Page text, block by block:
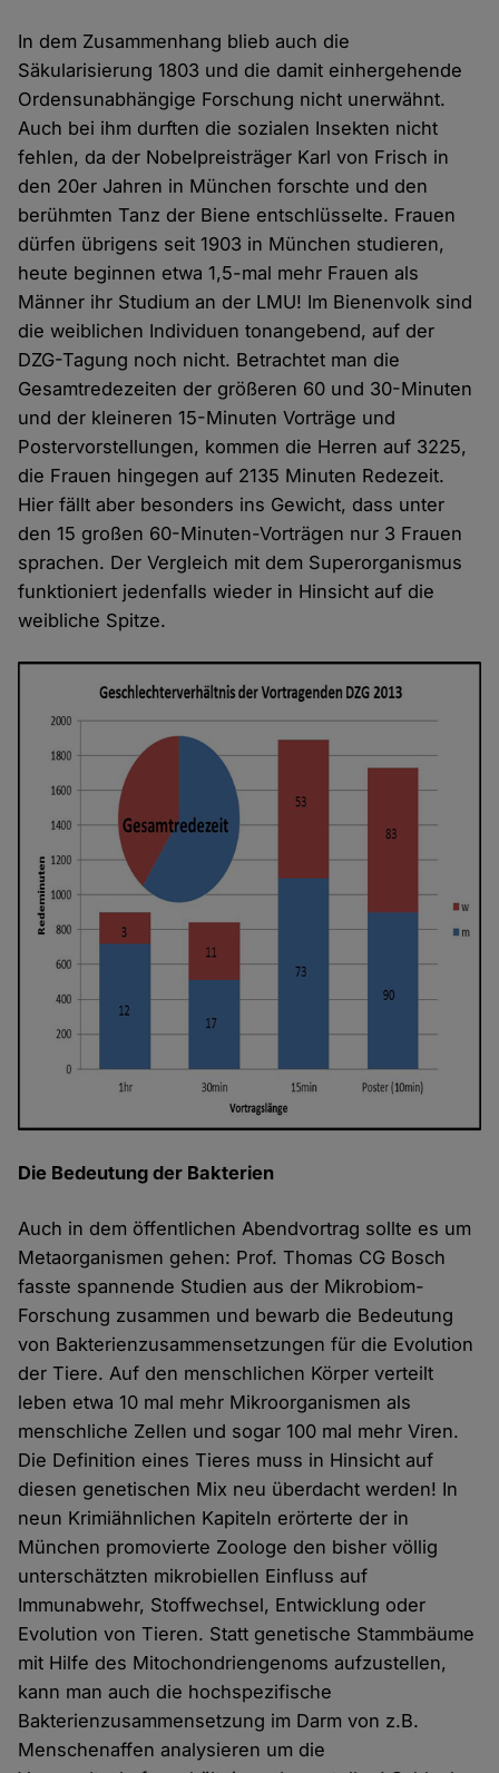
In dem Zusammenhang blieb auch die
Säkularisierung 1803 und die damit einhergehende
Ordensunabhängige Forschung nicht unerwähnt.
Auch bei ihm durften die sozialen Insekten nicht
fehlen, da der Nobelpreisträger Karl von Frisch in
den 20er Jahren in München forschte und den
berühmten Tanz der Biene entschlüsselte. Frauen
dürfen übrigens seit 1903 in München studieren,
heute beginnen etwa 1,5-mal mehr Frauen als
Männer ihr Studium an der LMU! Im Bienenvolk sind
die weiblichen Individuen tonangebend, auf der
DZG-Tagung noch nicht. Betrachtet man die
Gesamtredezeiten der größeren 60 und 30-Minuten
und der kleineren 15-Minuten Vorträge und
Postervorstellungen, kommen die Herren auf 3225,
die Frauen hingegen auf 2135 Minuten Redezeit.
Hier fällt aber besonders ins Gewicht, dass unter
den 15 großen 60-Minuten-Vorträgen nur 3 Frauen
sprachen. Der Vergleich mit dem Superorganismus
funktioniert jedenfalls wieder in Hinsicht auf die
weibliche Spitze.
Die Bedeutung der Bakterien
Auch in dem öffentlichen Abendvortrag sollte es um
Metaorganismen gehen: Prof. Thomas CG Bosch
fasste spannende Studien aus der Mikrobiom-
Forschung zusammen und bewarb die Bedeutung
von Bakterienzusammensetzungen für die Evolution
der Tiere. Auf den menschlichen Körper verteilt
leben etwa 10 mal mehr Mikroorganismen als
menschliche Zellen und sogar 100 mal mehr Viren.
Die Definition eines Tieres muss in Hinsicht auf
diesen genetischen Mix neu überdacht werden! In
neun Krimiähnlichen Kapiteln erörterte der in
München promovierte Zoologe den bisher völlig
unterschätzten mikrobiellen Einfluss auf
Immunabwehr, Stoffwechsel, Entwicklung oder
Evolution von Tieren. Statt genetische Stammbäume
mit Hilfe des Mitochondriengenoms aufzustellen,
kann man auch die hochspezifische
Bakterienzusammensetzung im Darm von z.B.
Menschenaffen analysieren um die